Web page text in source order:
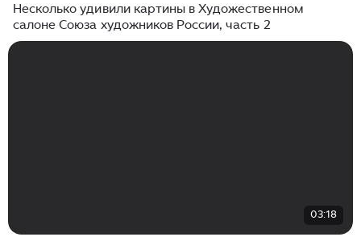
Несколько удивили картины в Художественном
салоне Союза художников России, часть 2
03:18